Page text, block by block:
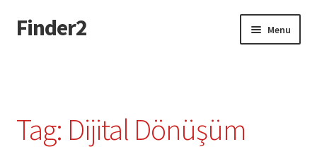
Skip
to
Skip
to
Finder2 Menu
Tag: Dijital Dönüşüm